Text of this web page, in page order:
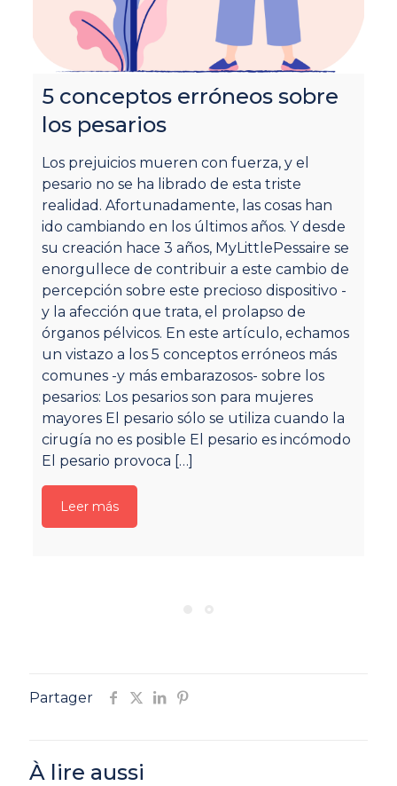
5 conceptos erróneos sobre
los pesarios
Los prejuicios mueren con fuerza, y el
pesario no se ha librado de esta triste
realidad. Afortunadamente, las cosas han
ido cambiando en los últimos años. Y desde
su creación hace 3 años, MyLittlePessaire se
enorgullece de contribuir a este cambio de
percepción sobre este precioso dispositivo -
y la afección que trata, el prolapso de
órganos pélvicos. En este artículo, echamos
un vistazo a los 5 conceptos erróneos más
comunes -y más embarazosos- sobre los
pesarios: Los pesarios son para mujeres
mayores El pesario sólo se utiliza cuando la
cirugía no es posible El pesario es incómodo
El pesario provoca […]
Leer más
Partager
À lire aussi